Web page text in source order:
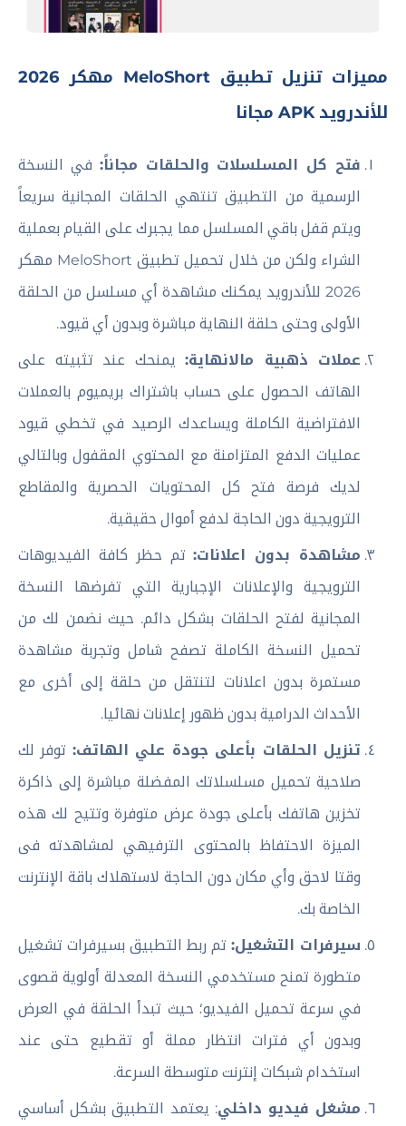
مميزات تنزيل تطبيق MeloShort مهكر 2026
للأندرويد APK مجانا
فتح كل المسلسلات والحلقات مجاناً: في النسخة
الرسمية من التطبيق تنتهي الحلقات المجانية سريعاً
ويتم قفل باقي المسلسل مما يجبرك على القيام بعملية
الشراء ولكن من خلال تحميل تطبيق MeloShort مهكر
2026 للأندرويد يمكنك مشاهدة أي مسلسل من الحلقة
الأولى وحتى حلقة النهاية مباشرة وبدون أي قيود.
عملات ذهبية مالانهاية: يمنحك عند تثبيته على
الهاتف الحصول على حساب باشتراك بريميوم بالعملات
الافتراضية الكاملة ويساعدك الرصيد في تخطي قيود
عمليات الدفع المتزامنة مع المحتوي المقفول وبالتالي
لديك فرصة فتح كل المحتويات الحصرية والمقاطع
الترويجية دون الحاجة لدفع أموال حقيقية.
مشاهدة بدون اعلانات:تم حظر كافة الفيديوهات
الترويجية والإعلانات الإجبارية التي تفرضها النسخة
المجانية لفتح الحلقات بشكل دائم. حيث نضمن لك من
تحميل النسخة الكاملة تصفح شامل وتجربة مشاهدة
مستمرة بدون اعلانات لتنتقل من حلقة إلى أخرى مع
الأحداث الدرامية بدون ظهور إعلانات نهائيا.
تنزيل الحلقات بأعلى جودة علي الهاتف: توفر لك
صلاحية تحميل مسلسلاتك المفضلة مباشرة إلى ذاكرة
تخزين هاتفك بأعلى جودة عرض متوفرة وتتيح لك هذه
الميزة الاحتفاظ بالمحتوى الترفيهي لمشاهدته فى
وقتا لاحق وأي مكان دون الحاجة لاستهلاك باقة الإنترنت
الخاصة بك.
سيرفرات التشغيل:تم ربط التطبيق بسيرفرات تشغيل
متطورة تمنح مستخدمي النسخة المعدلة أولوية قصوى
في سرعة تحميل الفيديو؛ حيث تبدأ الحلقة في العرض
وبدون أي فترات انتظار مملة أو تقطيع حتى عند
استخدام شبكات إنترنت متوسطة السرعة.
مشغل فيديو داخلي: يعتمد التطبيق بشكل أساسي